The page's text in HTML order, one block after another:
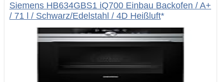
Siemens HB634GBS1 iQ700 Einbau Backofen / A+
/ 71 l / Schwarz/Edelstahl / 4D Heißluft